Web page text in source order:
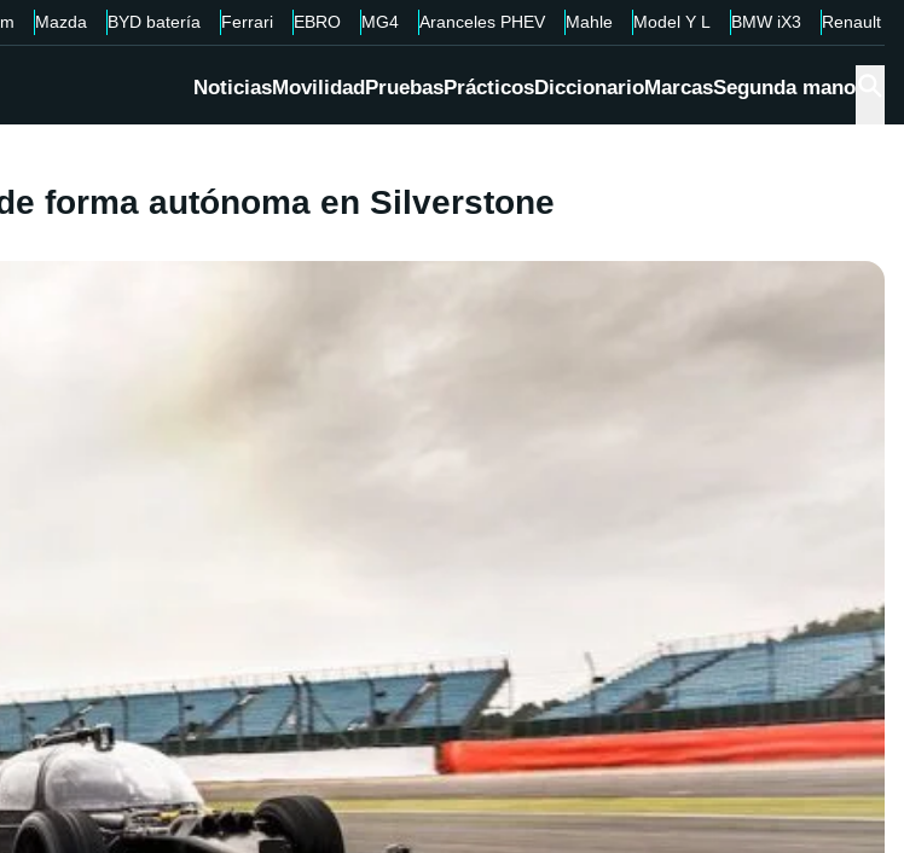
Mazda BYD batería Ferrari EBRO MG4 Aranceles PHEV Mahle Model Y L BMW iX3 Renault
NoticiasMovilidadPruebasPrácticosDiccionarioMarcasSegunda mano
forma autónoma en Silverstone